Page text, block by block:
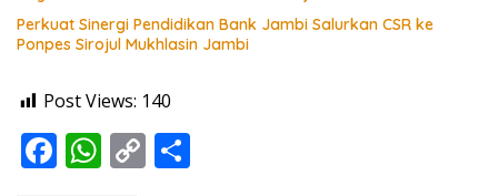
Perkuat Sinergi Pendidikan Bank Jambi Salurkan CSR ke
Ponpes Sirojul Mukhlasin Jambi
Post Views: 140
F W C